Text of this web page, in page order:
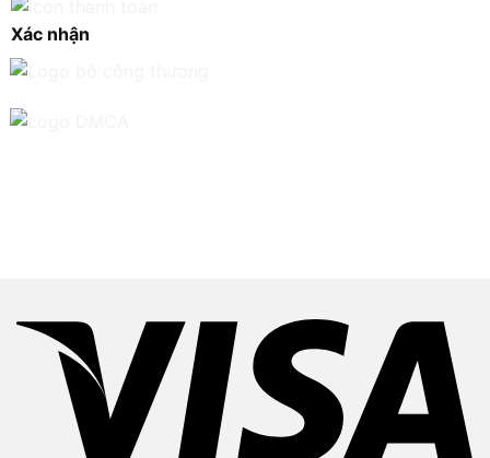
Xác nhận